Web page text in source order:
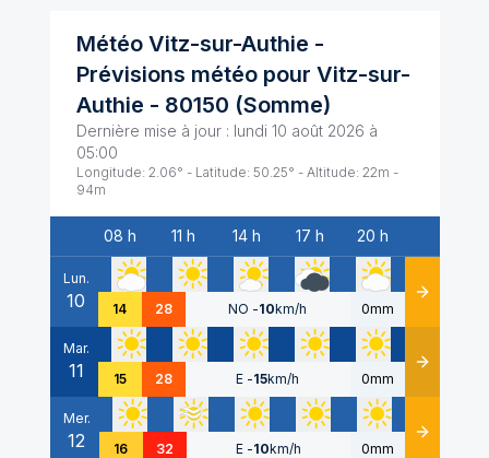
Météo Vitz-sur-Authie -
Prévisions météo pour Vitz-sur-
Authie - 80150 (Somme)
Dernière mise à jour : lundi 10 août 2026 à
05:00
Longitude: 2.06° - Latitude: 50.25° - Altitude: 22m -
94m
Date
08 h 11 h 14 h 17 h 20 h
Lun.
10 14 28 NO -10km/h 0mm Détails
Mar.
11 15 28 E -15km/h 0mm Détails
Mer.
12 16 32 E -10km/h 0mm Détails